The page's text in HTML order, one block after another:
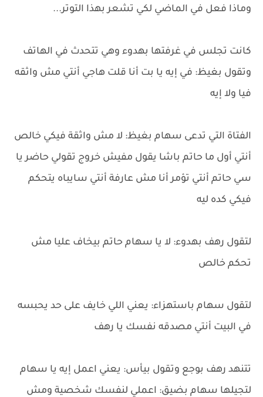
وماذا فعل في الماضي لكي تشعر بهذا التوتر...
كانت تجلس في غرفتها بهدوء وهي تتحدث في الهاتف
وتقول بغيظ: في إيه يا بت أنا قلت هاجي أنتي مش واثقه
فيا ولا إيه
الفتاة التي تدعى سهام بغيظ: لا مش واثقة فيكي خالص
أنتي أول ما حاتم باشا يقول مفيش خروج تقولي حاضر يا
سي حاتم أنتي تؤمر أنا مش عارفة أنتي سايباه يتحكم
فيكي كده ليه
لتقول رهف بهدوء: لا يا سهام حاتم بيخاف عليا مش
تحكم خالص
لتقول سهام باستهزاء: يعني اللي خايف على حد يحبسه
في البيت أنتي مصدقه نفسك يا رهف
تتنهد رهف بوجع وتقول بيأس: يعني اعمل إيه يا سهام
لتجيلها سهام بضيق: اعملي لنفسك شخصية ومش